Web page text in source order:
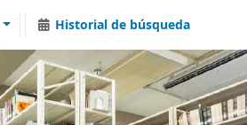
Historial de búsqueda